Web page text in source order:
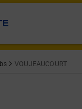
VOUJEAUCOURT